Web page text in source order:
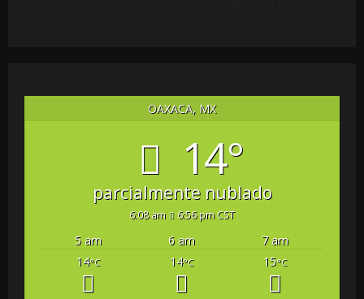
OAXACA, MX
14°
parcialmente nublado
6:08 am 6:56 pm CST
5 am 6 am
7 am
14°C 14°C 15°C